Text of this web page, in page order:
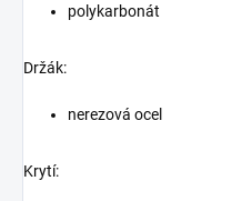
polykarbonát
Držák:
nerezová ocel
Krytí: